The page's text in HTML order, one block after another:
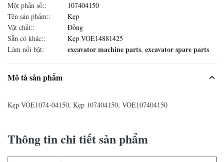
Một phần số::
107404150
Tên sản phẩm::
Kẹp
Vật chất::
Đồng
Sẵn có khác::
Kẹp VOE14881425
Làm nổi bật:
excavator machine parts, excavator spare parts
Mô tả sản phẩm
Kẹp VOE1074-04150, Kẹp 107404150, VOE107404150
Thông tin chi tiết sản phẩm